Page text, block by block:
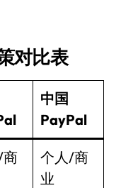
对比表
中国
PayPal
个人/商
业